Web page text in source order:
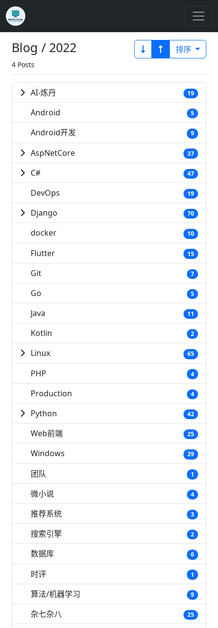
Blog / 2022
4 Posts
排序
AI-炼丹 19
Android 5
Android开发 9
AspNetCore 37
C# 47
DevOps 19
Django 70
docker 10
Flutter 15
Git 7
Go 5
Java 11
Kotlin 2
Linux 65
PHP 4
Production 4
Python 42
Web前端 25
Windows 29
团队 1
微小说 4
推荐系统 3
搜索引擎 2
数据库 6
时评 1
算法/机器学习 9
杂七杂八 25